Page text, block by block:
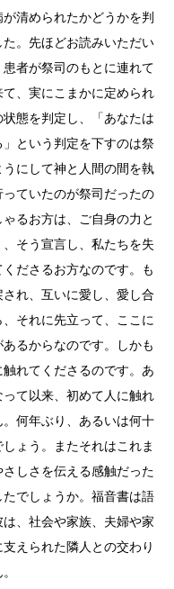
清められたかどうかを判
。先ほどお読みいただい
者が祭司のもとに連れて
、実にこまかに定められ
態を判定し、「あなたは
という判定を下すのは祭
にして神と人間の間を執
ていたのが祭司だったの
るお方は、ご自身の力と
そう宣言し、私たちを失
ださるお方なのです。も
れ、互いに愛し、愛し合
それに先立って、ここに
るからなのです。しかも
れてくださるのです。あ
て以来、初めて人に触れ
何年ぶり、あるいは何十
ょう。またそれはこれま
しさを伝える感触だった
でしょうか。福音書は語
、社会や家族、夫婦や家
えられた隣人との交わり